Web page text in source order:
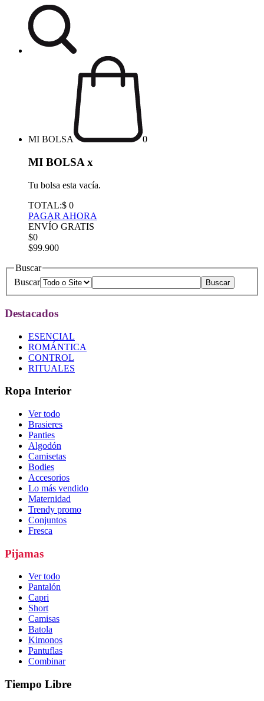
MI BOLSA 0
MI BOLSA x
Tu bolsa esta vacía.
TOTAL:$ 0
PAGAR AHORA
ENVÍO GRATIS
$0
$99.900
Buscar
Buscar
Destacados
ESENCIAL
ROMÁNTICA
CONTROL
RITUALES
Ropa Interior
Ver todo
Brasieres
Panties
Algodón
Camisetas
Bodies
Accesorios
Lo más vendido
Maternidad
Trendy promo
Conjuntos
Fresca
Pijamas
Ver todo
Pantalón
Capri
Short
Camisas
Batola
Kimonos
Pantuflas
Combinar
Tiempo Libre